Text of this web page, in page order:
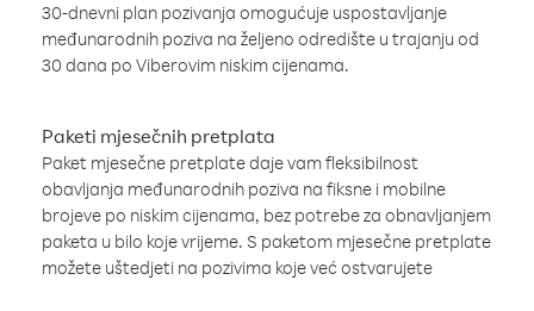
30-dnevni plan pozivanja omogućuje uspostavljanje
međunarodnih poziva na željeno odredište u trajanju od
30 dana po Viberovim niskim cijenama.
Paketi mjesečnih pretplata
Paket mjesečne pretplate daje vam fleksibilnost
obavljanja međunarodnih poziva na fiksne i mobilne
brojeve po niskim cijenama, bez potrebe za obnavljanjem
paketa u bilo koje vrijeme. S paketom mjesečne pretplate
možete uštedjeti na pozivima koje već ostvarujete